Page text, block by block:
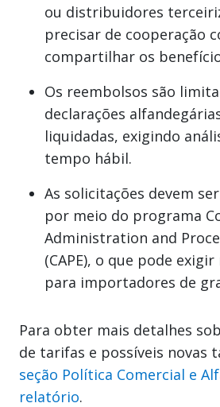
ou distribuidores
precisar de cooperação
compartilhar os
Os reembolsos são
declarações
liquidadas, exigindo
tempo hábil.
As solicitações devem
por meio do programa
Administration and
(CAPE), o que pode
para importadores de
Para obter mais detalhes
de tarifas e possíveis novas
seção Política Comercial e
relatório.